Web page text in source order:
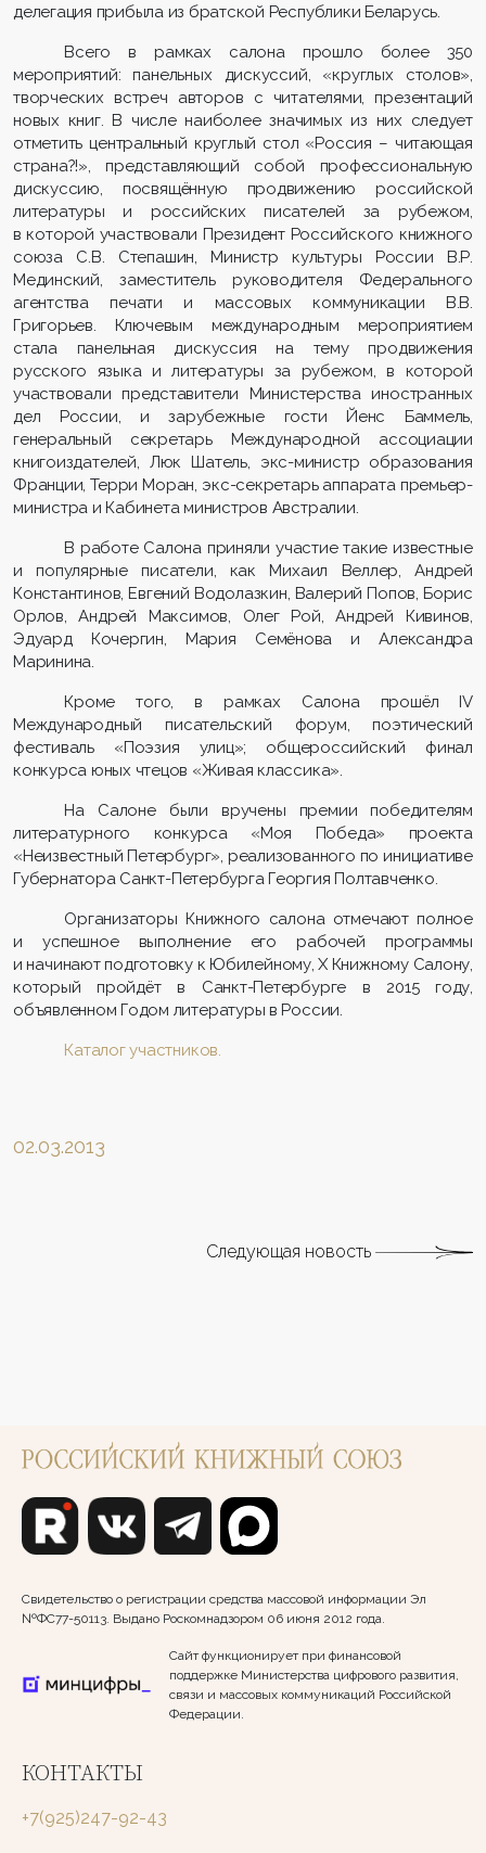
делегация прибыла из братской Республики Беларусь.
Всего в рамках салона прошло более 350
мероприятий: панельных дискуссий, «круглых столов»,
творческих встреч авторов с читателями, презентаций
новых книг. В числе наиболее значимых из них следует
отметить центральный круглый стол «Россия – читающая
страна?!», представляющий собой профессиональную
дискуссию, посвящённую продвижению российской
литературы и российских писателей за рубежом,
в которой участвовали Президент Российского книжного
союза С.В. Степашин, Министр культуры России В.Р.
Мединский, заместитель руководителя Федерального
агентства печати и массовых коммуникации В.В.
Григорьев. Ключевым международным мероприятием
стала панельная дискуссия на тему продвижения
русского языка и литературы за рубежом, в которой
участвовали представители Министерства иностранных
дел России, и зарубежные гости Йенс Баммель,
генеральный секретарь Международной ассоциации
книгоиздателей, Люк Шатель, экс-министр образования
Франции, Терри Моран, экс-секретарь аппарата премьер-
министра и Кабинета министров Австралии.
В работе Салона приняли участие такие известные
и популярные писатели, как Михаил Веллер, Андрей
Константинов, Евгений Водолазкин, Валерий Попов, Борис
Орлов, Андрей Максимов, Олег Рой, Андрей Кивинов,
Эдуард Кочергин, Мария Семёнова и Александра
Маринина.
Кроме того, в рамках Салона прошёл IV
Международный писательский форум, поэтический
фестиваль «Поэзия улиц»; общероссийский финал
конкурса юных чтецов «Живая классика».
На Салоне были вручены премии победителям
литературного конкурса «Моя Победа» проекта
«Неизвестный Петербург», реализованного по инициативе
Губернатора Санкт-Петербурга Георгия Полтавченко.
Организаторы Книжного салона отмечают полное
и успешное выполнение его рабочей программы
и начинают подготовку к Юбилейному, X Книжному Салону,
который пройдёт в Санкт-Петербурге в 2015 году,
объявленном Годом литературы в России.
Каталог участников.
02.03.2013
Следующая новость
Свидетельство о регистрации средства массовой информации Эл
№ФС77-50113. Выдано Роскомнадзором 06 июня 2012 года.
Сайт функционирует при финансовой
поддержке Министерства цифрового развития,
связи и массовых коммуникаций Российской
Федерации.
КОНТАКТЫ
+7(925)247-92-43